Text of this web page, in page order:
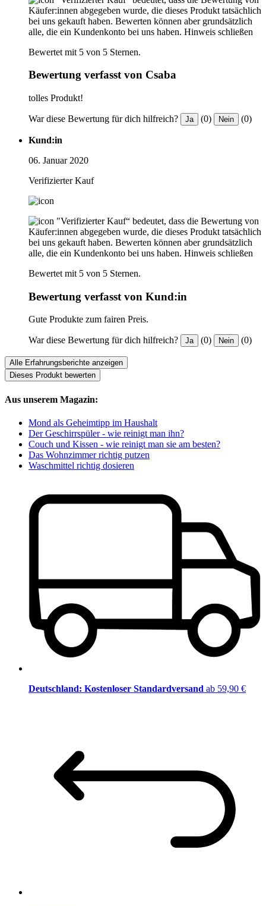
Käufer:innen abgegeben wurde, die dieses Produkt tatsächlich
bei uns gekauft haben. Bewerten können aber grundsätzlich
alle, die ein Kundenkonto bei uns haben. Hinweis schließen
Bewertet mit 5 von 5 Sternen.
Bewertung verfasst von Csaba
tolles Produkt!
War diese Bewertung für dich hilfreich? Ja (0) Nein (0)
Kund:in
06. Januar 2020
Verifizierter Kauf
"Verifizierter Kauf“ bedeutet, dass die Bewertung von
Käufer:innen abgegeben wurde, die dieses Produkt tatsächlich
bei uns gekauft haben. Bewerten können aber grundsätzlich
alle, die ein Kundenkonto bei uns haben. Hinweis schließen
Bewertet mit 5 von 5 Sternen.
Bewertung verfasst von Kund:in
Gute Produkte zum fairen Preis.
War diese Bewertung für dich hilfreich? Ja (0) Nein (0)
Alle Erfahrungsberichte anzeigen
Dieses Produkt bewerten
Aus unserem Magazin:
Mond als Geheimtipp im Haushalt
Der Geschirrspüler - wie reinigt man ihn?
Couch und Kissen - wie reinigt man sie am besten?
Das Wohnzimmer richtig putzen
Waschmittel richtig dosieren
Deutschland: Kostenloser Standardversand ab 59,90 €